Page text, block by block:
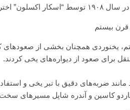
شد، که کمک بزرگی به پیشرفت یخنوردی کرد.
بیستم
برای صعود از دیواره‌های یخی کردند.
ضربه‌های دقیق با تبر یخی و استفاده از
کاسین و آندره شاپل مسیرهای